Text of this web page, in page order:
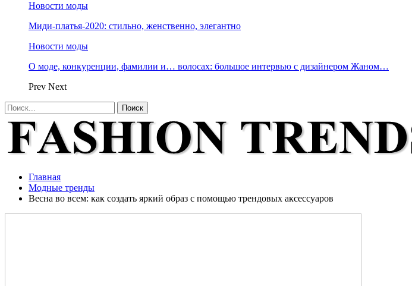
Новости моды
Миди-платья-2020: стильно, женственно, элегантно
Новости моды
О моде, конкуренции, фамилии и… волосах: большое интервью с дизайнером Жаном…
Prev Next
Главная
Модные тренды
Весна во всем: как создать яркий образ с помощью трендовых аксессуаров